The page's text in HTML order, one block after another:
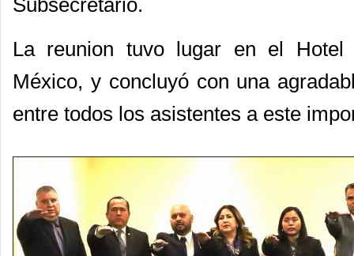
Subsecretario.
La reunion tuvo lugar en el Hotel
México, y concluyó con una
entre todos los asistentes a este